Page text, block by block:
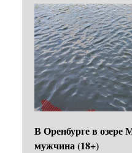
В Оренбурге в озере
мужчина (18+)